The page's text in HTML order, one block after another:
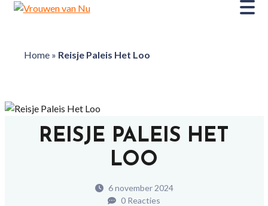
Home» Reisje Paleis Het Loo
REISJE PALEIS HET
LOO
6 november 2024
0 Reacties